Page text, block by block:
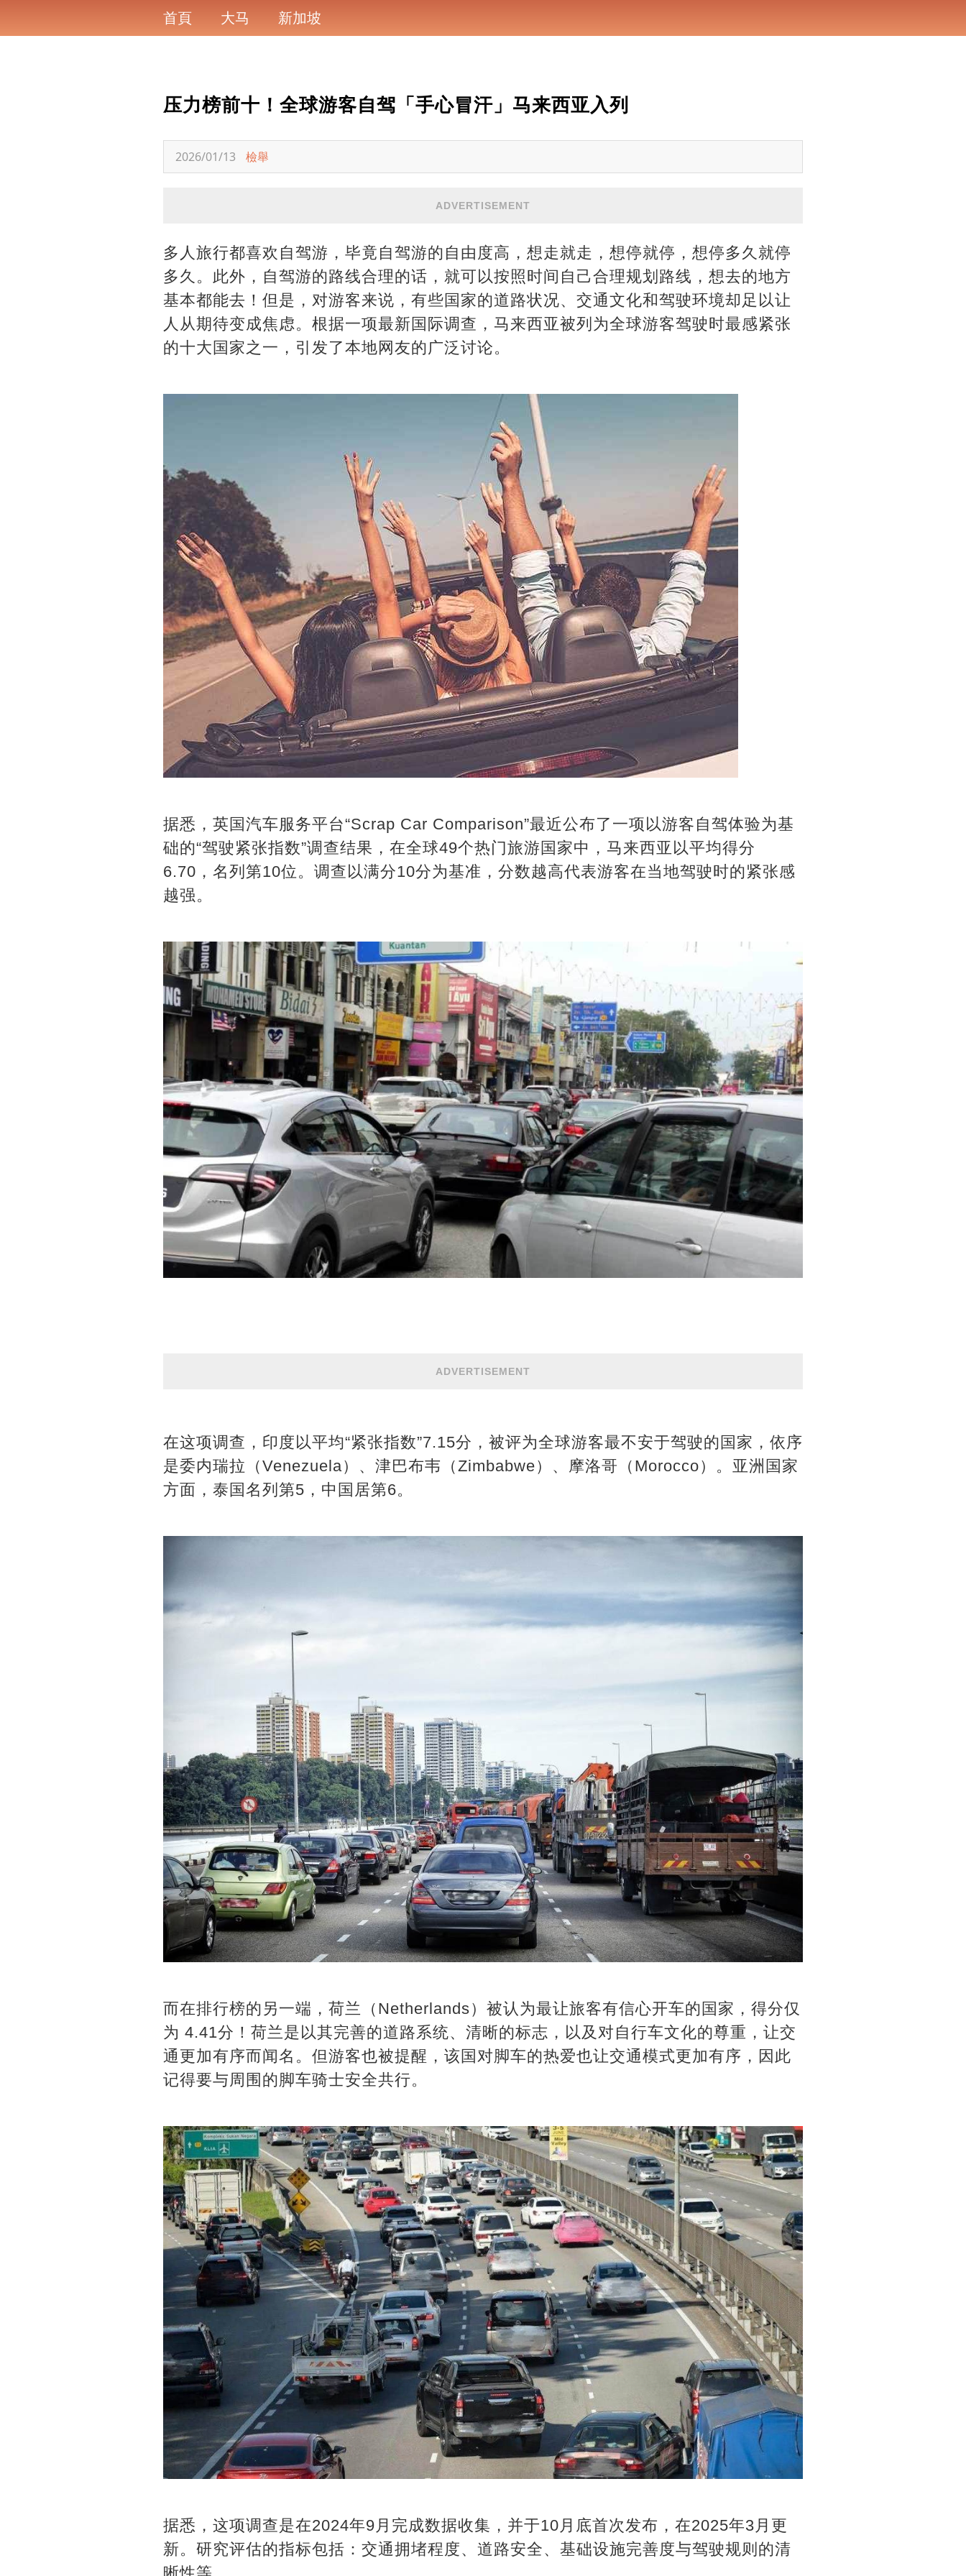
首頁 大马 新加坡
压力榜前十！全球游客自驾「手心冒汗」马来西亚入列
2026/01/13 檢舉
ADVERTISEMENT
多人旅行都喜欢自驾游，毕竟自驾游的自由度高，想走就走，想停就停，想停多久就停
多久。此外，自驾游的路线合理的话，就可以按照时间自己合理规划路线，想去的地方
基本都能去！但是，对游客来说，有些国家的道路状况、交通文化和驾驶环境却足以让
人从期待变成焦虑。根据一项最新国际调查，马来西亚被列为全球游客驾驶时最感紧张
的十大国家之一，引发了本地网友的广泛讨论。
据悉，英国汽车服务平台“Scrap Car Comparison”最近公布了一项以游客自驾体验为基
础的“驾驶紧张指数”调查结果，在全球49个热门旅游国家中，马来西亚以平均得分
6.70，名列第10位。调查以满分10分为基准，分数越高代表游客在当地驾驶时的紧张感
越强。
ADVERTISEMENT
在这项调查，印度以平均“紧张指数”7.15分，被评为全球游客最不安于驾驶的国家，依序
是委内瑞拉（Venezuela）、津巴布韦（Zimbabwe）、摩洛哥（Morocco）。亚洲国家
方面，泰国名列第5，中国居第6。
而在排行榜的另一端，荷兰（Netherlands）被认为最让旅客有信心开车的国家，得分仅
为 4.41分！荷兰是以其完善的道路系统、清晰的标志，以及对自行车文化的尊重，让交
通更加有序而闻名。但游客也被提醒，该国对脚车的热爱也让交通模式更加有序，因此
记得要与周围的脚车骑士安全共行。
据悉，这项调查是在2024年9月完成数据收集，并于10月底首次发布，在2025年3月更
新。研究评估的指标包括：交通拥堵程度、道路安全、基础设施完善度与驾驶规则的清